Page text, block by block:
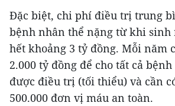
Đặc biệt, chi phí điều trị trung
bệnh nhân thể nặng từ khi sinh
hết khoảng 3 tỷ đồng. Mỗi năm
2.000 tỷ đồng để cho tất cả
được điều trị (tối thiểu) và cần
500.000 đơn vị máu an toàn.